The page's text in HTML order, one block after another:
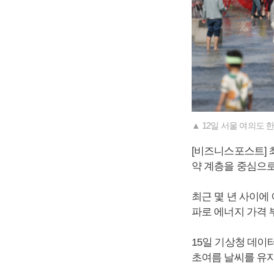
▲ 12일 서울 여의도
[비즈니스포스트]
약 계층을 중심으
최근 몇 년 사이에
파로 에너지 가격
15일 기상청 데이
초여름 날씨를 유